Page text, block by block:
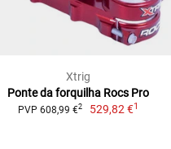
Xtrig
Ponte da forquilha Rocs Pro
PVP 608,99 €2 529,82 €1